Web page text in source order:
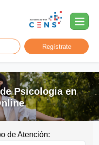
Regístrate
Psicologia en
de Atención: